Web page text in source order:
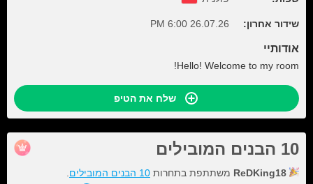
שידור אחרון: 26.07.26 6:00 PM
אודותיי
Hello! Welcome to my room!
שלח את הטיפ
10 הבנים המובילים
ReDKing18 משתתפת בתחרות 10 הבנים המובילים